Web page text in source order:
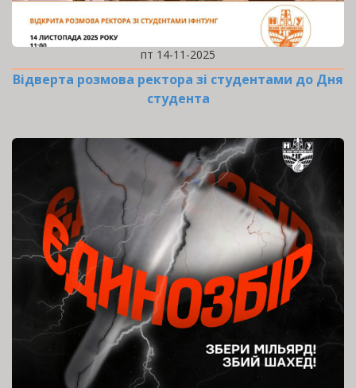
пт 14-11-2025
Відверта розмова ректора зі студентами до Дня
студента